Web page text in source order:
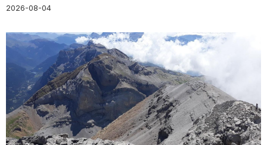
2026-08-04